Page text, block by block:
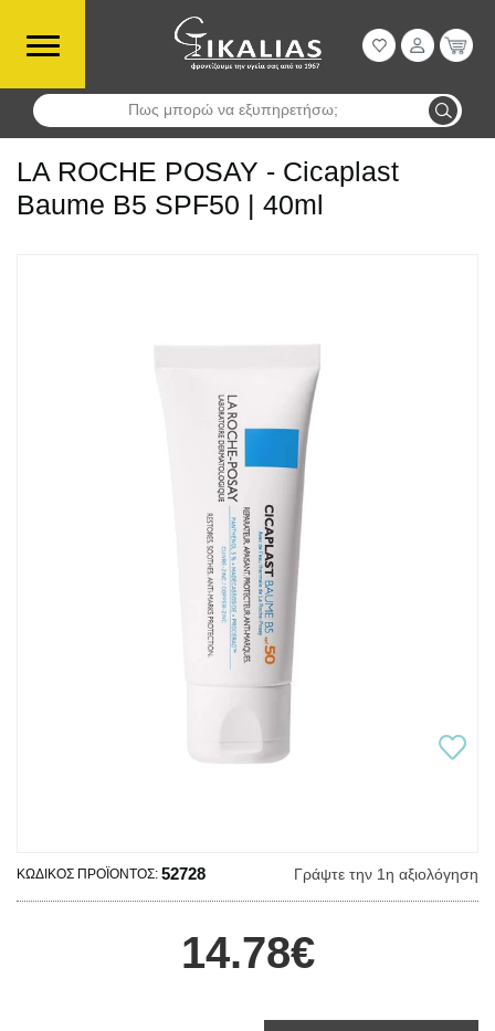
Πως μπορώ να εξυπηρετήσω;
Αναζήτηση
LA ROCHE POSAY - Cicaplast
Baume B5 SPF50 | 40ml
ΚΩΔΙΚΌΣ ΠΡΟΪΌΝΤΟΣ: 52728 Γράψτε την 1η αξιολόγηση
14.78€